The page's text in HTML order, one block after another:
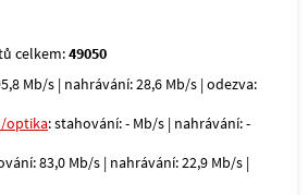
celkem:49050
Mb/s | nahrávání: 28,6 Mb/s | odezva:
optika: stahování: - Mb/s | nahrávání: -
83,0 Mb/s | nahrávání: 22,9 Mb/s |